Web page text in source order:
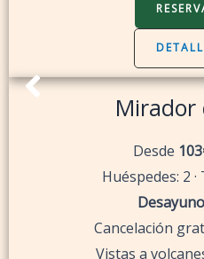
Mirador
Desde
Huéspedes: 2
Cancelación
Vistas a